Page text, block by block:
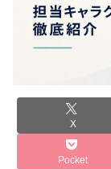
X
Pocket